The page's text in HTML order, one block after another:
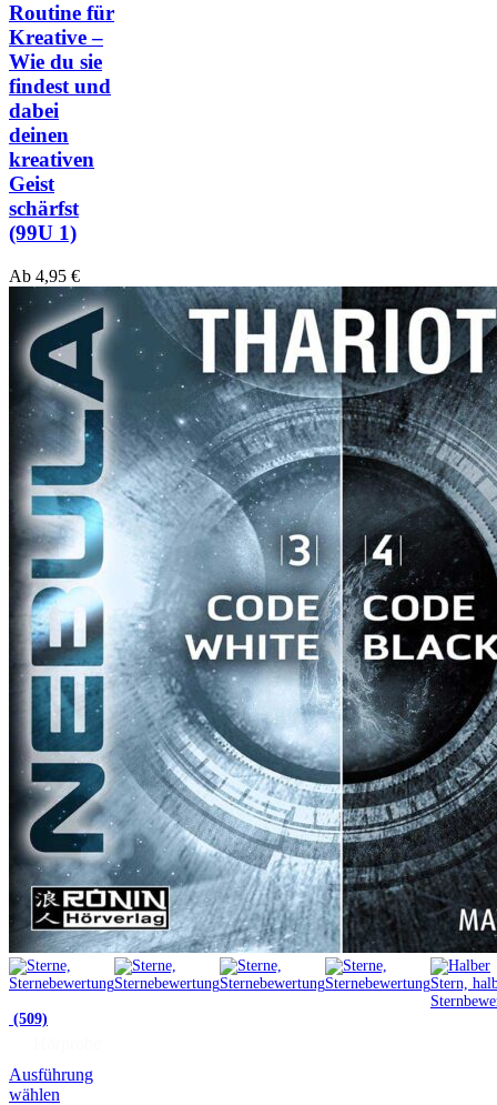
Routine für
Kreative –
Wie du sie
findest und
dabei
deinen
kreativen
Geist
schärfst
(99U 1)
Ab 4,95 €
(509)
Ausführung
wählen